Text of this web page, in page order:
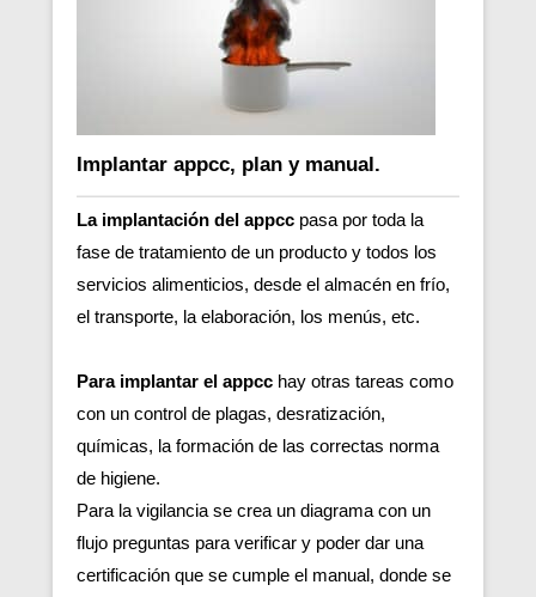
Implantar appcc, plan y manual.
La implantación del appcc pasa por toda la
fase de tratamiento de un producto y todos los
servicios alimenticios, desde el almacén en frío,
el transporte, la elaboración, los menús, etc.
Para implantar el appcc hay otras tareas como
con un control de plagas, desratización,
químicas, la formación de las correctas norma
de higiene.
Para la vigilancia se crea un diagrama con un
flujo preguntas para verificar y poder dar una
certificación que se cumple el manual, donde se